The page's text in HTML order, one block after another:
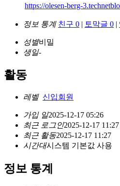
https://olesen-berg-
정보 통계 친구 0 | 토막글 0 |
성별비밀
생일-
활동
레벨 신입회원
가입 일2025-12-17 05:26
최근 로그인2025-12-17 11:27
최근 활동2025-12-17 11:27
시간대시스템 기본값 사용
정보 통계